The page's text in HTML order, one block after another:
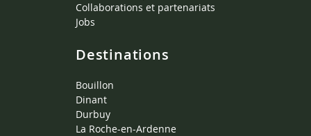
Collaborations et partenariats
Jobs
Destinations
Bouillon
Dinant
Durbuy
La Roche-en-Ardenne